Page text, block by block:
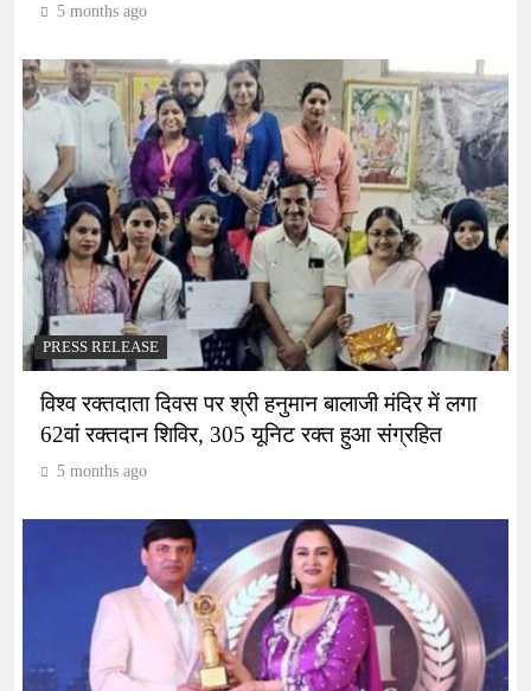
5 months ago
PRESS RELEASE
विश्व रक्तदाता दिवस पर श्री हनुमान बालाजी मंदिर में लगा
62वां रक्तदान शिविर, 305 यूनिट रक्त हुआ संग्रहित
5 months ago